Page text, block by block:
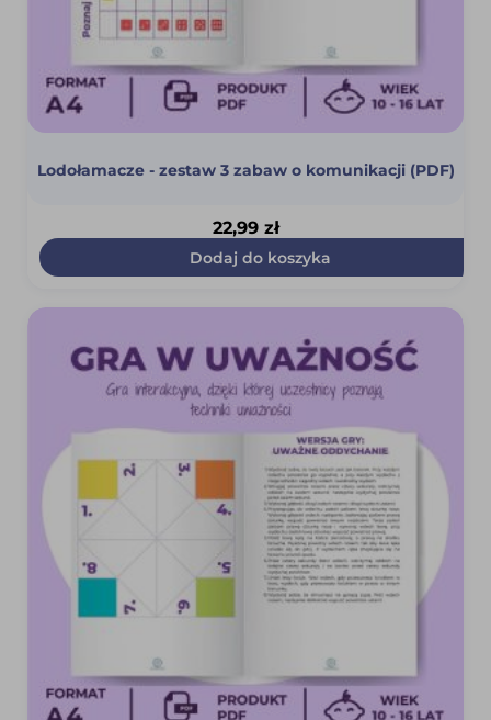
Lodołamacze - zestaw 3 zabaw o komunikacji (PDF)
22,99 zł
Dodaj do koszyka